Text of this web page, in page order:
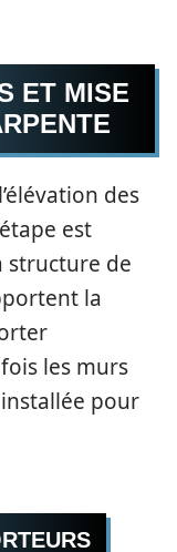
ET MISE
des
est
structure de
la
les murs
pour